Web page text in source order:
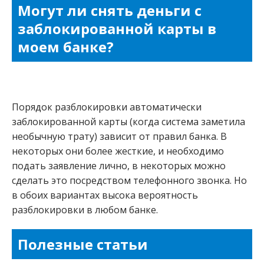
Могут ли снять деньги с
заблокированной карты в
моем банке?
Порядок разблокировки автоматически
заблокированной карты (когда система заметила
необычную трату) зависит от правил банка. В
некоторых они более жесткие, и необходимо
подать заявление лично, в некоторых можно
сделать это посредством телефонного звонка. Но
в обоих вариантах высока вероятность
разблокировки в любом банке.
Полезные статьи